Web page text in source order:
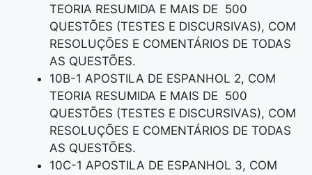
TEORIA RESUMIDA E MAIS DE 500
QUESTÕES (TESTES E DISCURSIVAS), COM
RESOLUÇÕES E COMENTÁRIOS DE TODAS
AS QUESTÕES.
10B-1 APOSTILA DE ESPANHOL 2, COM
TEORIA RESUMIDA E MAIS DE 500
QUESTÕES (TESTES E DISCURSIVAS), COM
RESOLUÇÕES E COMENTÁRIOS DE TODAS
AS QUESTÕES.
10C-1 APOSTILA DE ESPANHOL 3, COM